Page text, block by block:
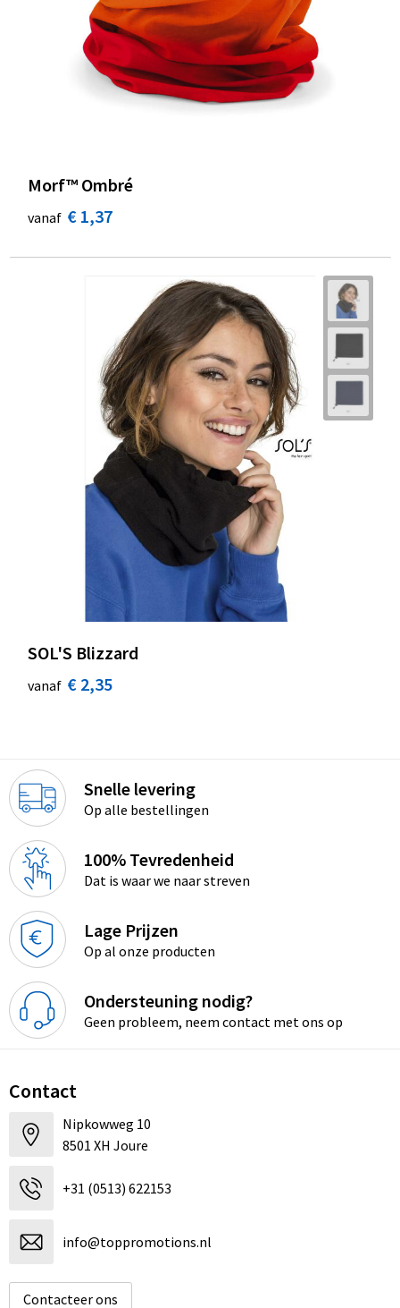
Morf™ Ombré
vanaf € 1,37
SOL'S Blizzard
vanaf € 2,35
Snelle levering
Op alle bestellingen
100% Tevredenheid
Dat is waar we naar streven
Lage Prijzen
Op al onze producten
Ondersteuning nodig?
Geen probleem, neem contact met ons op
Contact
Nipkowweg 10
8501 XH Joure
+31 (0513) 622153
info@toppromotions.nl
Contacteer ons